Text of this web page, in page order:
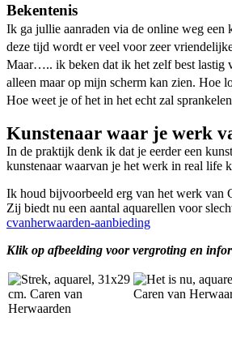
Bekentenis
Ik ga jullie aanraden via de online weg een
deze tijd wordt er veel voor zeer
Maar….. ik beken dat ik het zelf best lastig
alleen maar op mijn scherm kan zien. Hoe
Hoe weet je of het in het echt zal
Kunstenaar waar je werk
In de praktijk denk ik dat je eerder een
kunstenaar waarvan je het werk in real life
Ik houd bijvoorbeeld erg van het werk van
Zij biedt nu een aantal aquarellen voor
cvanherwaarden-aanbieding
Klik op afbeelding voor vergroting en